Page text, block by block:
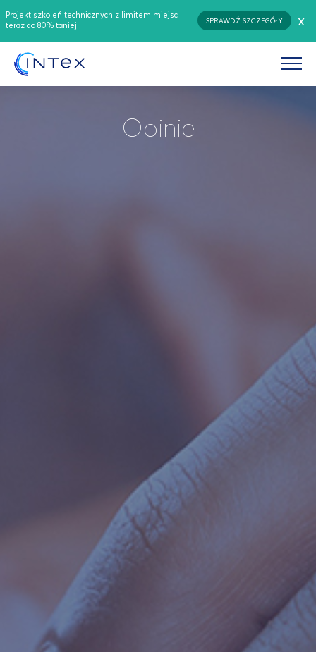
Projekt szkoleń technicznych z limitem miejsc
teraz do 80% taniej
SPRAWDŹ SZCZEGÓŁY x
Opinie